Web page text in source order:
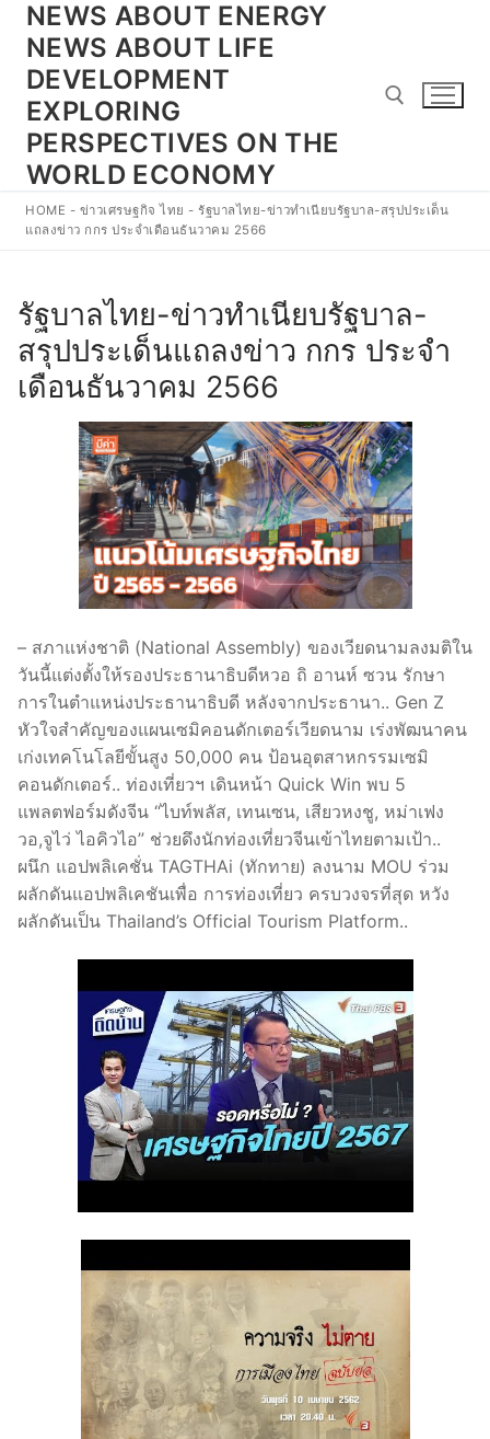
Skip
content
NEWS ABOUT ENERGY
NEWS ABOUT LIFE
DEVELOPMENT
EXPLORING
PERSPECTIVES ON THE
WORLD ECONOMY
Search for:
HOME - ข่าวเศรษฐกิจ ไทย -รัฐบาลไทย-ข่าวทำเนียบรัฐบาล-สรุปประเด็น
แถลงข่าว กกร ประจำเดือนธันวาคม 2566
รัฐบาลไทย-ข่าวทำเนียบรัฐบาล-
สรุปประเด็นแถลงข่าว กกร ประจำ
เดือนธันวาคม 2566
– สภาแห่งชาติ (National Assembly) ของเวียดนามลงมติใน
วันนี้แต่งตั้งให้รองประธานาธิบดีหวอ ถิ อานห์ ซวน รักษา
การในตำแหน่งประธานาธิบดี หลังจากประธานา.. Gen Z
หัวใจสำคัญของแผนเซมิคอนดักเตอร์เวียดนาม เร่งพัฒนาคน
เก่งเทคโนโลยีขั้นสูง 50,000 คน ป้อนอุตสาหกรรมเซมิ
คอนดักเตอร์.. ท่องเที่ยวฯ เดินหน้า Quick Win พบ 5
แพลตฟอร์มดังจีน “ไบท์พลัส, เทนเซน, เสียวหงชู, หม่าเฟง
วอ,จูไว่ ไอคิวไอ” ช่วยดึงนักท่องเที่ยวจีนเข้าไทยตามเป้า..
ผนึก แอปพลิเคชั่น TAGTHAi (ทักทาย) ลงนาม MOU ร่วม
ผลักดันแอปพลิเคชันเพื่อ การท่องเที่ยว ครบวงจรที่สุด หวัง
ผลักดันเป็น Thailand’s Official Tourism Platform..